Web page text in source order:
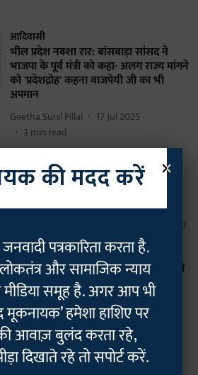
आदिवासी
भील प्रदेश नक्शा रार: बांसवाड़ा सांसद ने
भाजपा के पूर्व मंत्री को कहा- अलग राज्य मांगने
को 'प्रदेशद्रोह' कहना वाजपेयी जी का भी
अपमान
Geetha Sunil Pillai
17 Jul 2025
3 min read
मध्य प्रदेश: विंध्य और बुंदेलखंड के बाद
आदिवासी विधायक ने शुरू की भील प्रदेश
min read
आदिवासी
मध्य प्रदेश: पहली बार चुने गए इस आदिवासी
MLA ने विधानसभा में रख दी ये डिमांड!
Ankit Pachauri
22 Dec 2023
4 min read
Read More
×
की मदद करें
पत्रकारिता करता है.
और सामाजिक न्याय
समूह है. अगर आप भी
मूकनायक’ हमेशा हाशिए पर
आवाज़ बुलंद करता रहे,
दिखाते रहे तो सपोर्ट करें.